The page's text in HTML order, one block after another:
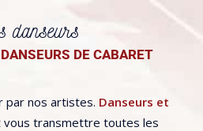
danseurs
DE CABARET
par nos artistes. Danseurs et
vous transmettre toutes les